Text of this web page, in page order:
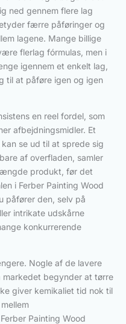
ned gennem flere lag
færre påføringer og
lagene. Mange billige
flerlag fórmulas, men i
igennem et enkelt lag,
til at påføre igen og igen
en reel fordel, som
afbejdningsmidler. Et
se ud til at sprede sig
af overfladen, samler
produkt, før det
i Ferber Painting Wood
påfører den, selv på
intrikate udskårne
konkurrerende
Nogle af de lavere
begynder at tørre
giver kemikaliet tid nok til
Painting Wood